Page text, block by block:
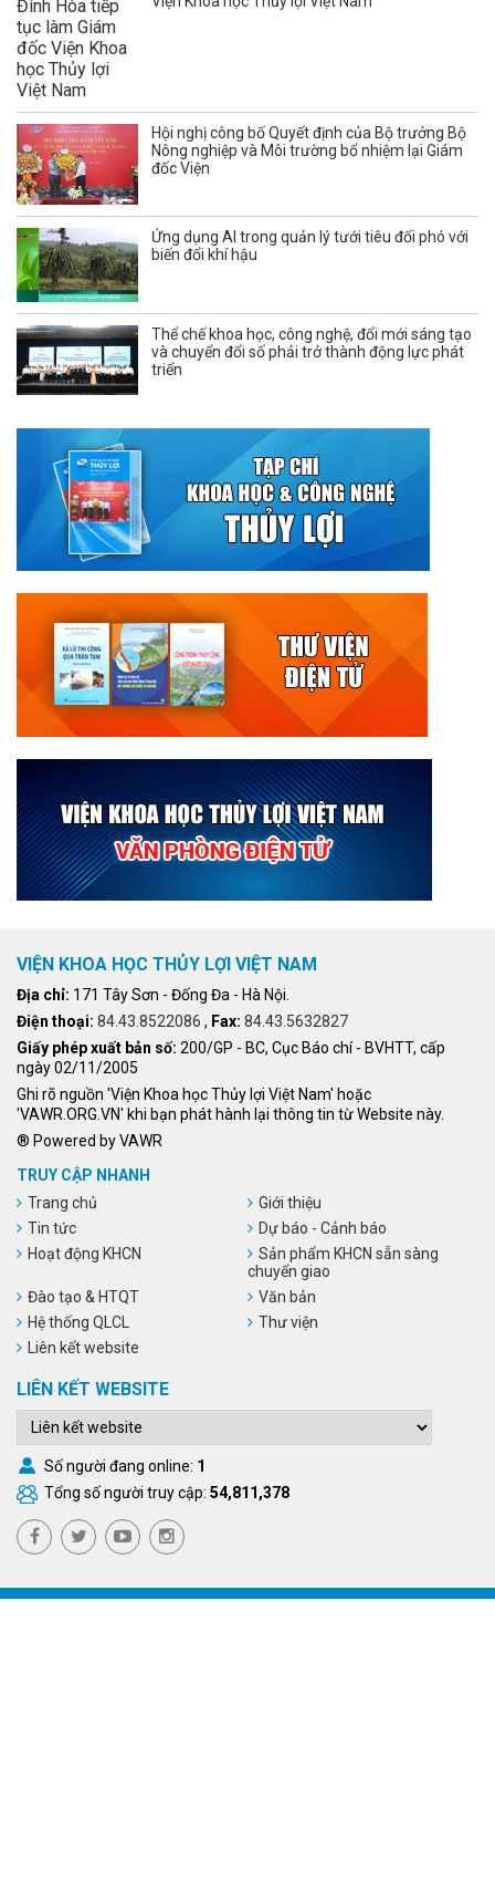
Hội nghị công bố Quyết định của Bộ trưởng Bộ
Nông nghiệp và Môi trường bổ nhiệm lại Giám
đốc Viện
Ứng dụng AI trong quản lý tưới tiêu đối phó với
biến đổi khí hậu
Thể chế khoa học, công nghệ, đổi mới sáng tạo
và chuyển đổi số phải trở thành động lực phát
triển
VIỆN KHOA HỌC THỦY LỢI VIỆT NAM
Địa chỉ: 171 Tây Sơn - Đống Đa - Hà Nội.
Điện thoại: 84.43.8522086 , Fax: 84.43.5632827
Giấy phép xuất bản số: 200/GP - BC, Cục Báo chí - BVHTT, cấp
ngày 02/11/2005
Ghi rõ nguồn 'Viện Khoa học Thủy lợi Việt Nam' hoặc
'VAWR.ORG.VN' khi bạn phát hành lại thông tin từ Website này.
® Powered by VAWR
TRUY CẬP NHANH
Trang chủ
Giới thiệu
Tin tức
Dự báo - Cảnh báo
Hoạt động KHCN
Sản phẩm KHCN sẵn sàng
chuyển giao
Đào tạo & HTQT
Văn bản
Hệ thống QLCL
Thư viện
Liên kết website
LIÊN KẾT WEBSITE
Số người đang online: 1
Tổng số người truy cập: 54,811,378